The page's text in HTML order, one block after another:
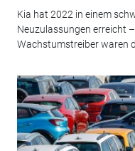
Kia hat 2022 in einem
Neuzulassungen erreicht
Wachstumstreiber waren